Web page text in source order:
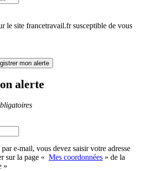
le site francetravail.fr susceptible de vous
mon alerte
alerte
e-mail, vous devez saisir votre adresse
sur la page « Mes coordonnées » de la
»